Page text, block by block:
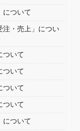
について
注・売上」につい
ついて
ついて
ついて
ついて
について